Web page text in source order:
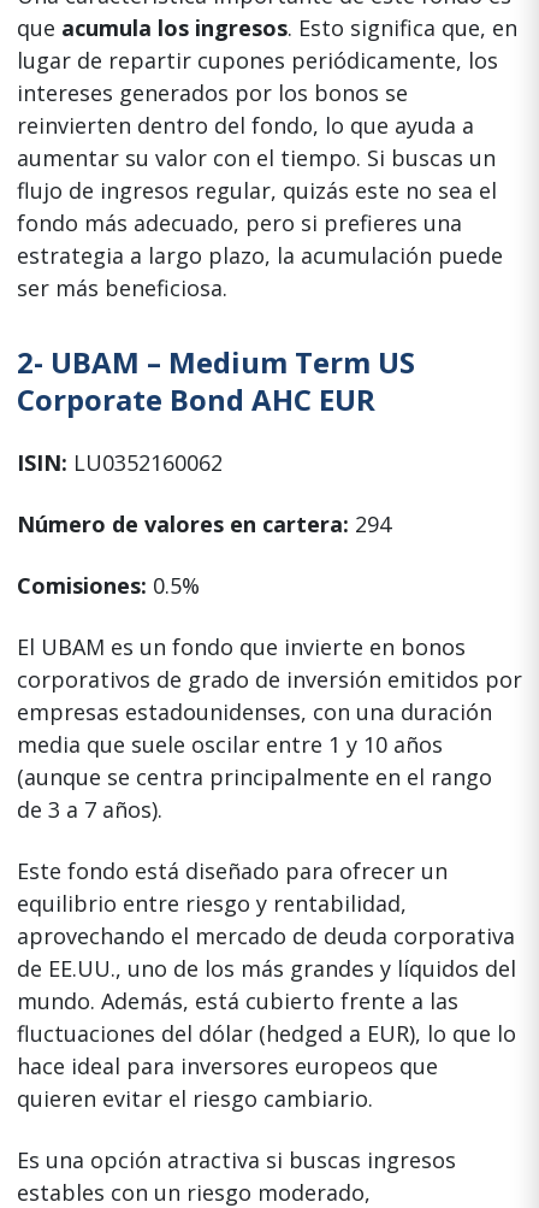
que acumula los ingresos. Esto significa que, en
lugar de repartir cupones periódicamente, los
intereses generados por los bonos se
reinvierten dentro del fondo, lo que ayuda a
aumentar su valor con el tiempo. Si buscas un
flujo de ingresos regular, quizás este no sea el
fondo más adecuado, pero si prefieres una
estrategia a largo plazo, la acumulación puede
ser más beneficiosa.
2- UBAM – Medium Term US
Corporate Bond AHC EUR
ISIN: LU0352160062
Número de valores en cartera: 294
Comisiones: 0.5%
El UBAM es un fondo que invierte en bonos
corporativos de grado de inversión emitidos por
empresas estadounidenses, con una duración
media que suele oscilar entre 1 y 10 años
(aunque se centra principalmente en el rango
de 3 a 7 años).
Este fondo está diseñado para ofrecer un
equilibrio entre riesgo y rentabilidad,
aprovechando el mercado de deuda corporativa
de EE.UU., uno de los más grandes y líquidos del
mundo. Además, está cubierto frente a las
fluctuaciones del dólar (hedged a EUR), lo que lo
hace ideal para inversores europeos que
quieren evitar el riesgo cambiario.
Es una opción atractiva si buscas ingresos
estables con un riesgo moderado,